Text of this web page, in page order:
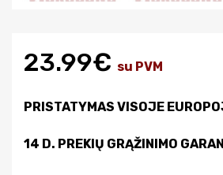
23.99€ su PVM
PRISTATYMAS VISOJE
14 D. PREKIŲ GRĄŽINIMO